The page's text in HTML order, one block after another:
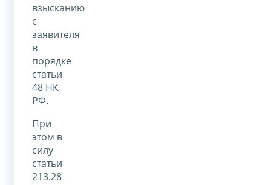
взысканию
с
заявителя
в
порядке
статьи
48 НК
РФ.
При
этом в
силу
статьи
213.28